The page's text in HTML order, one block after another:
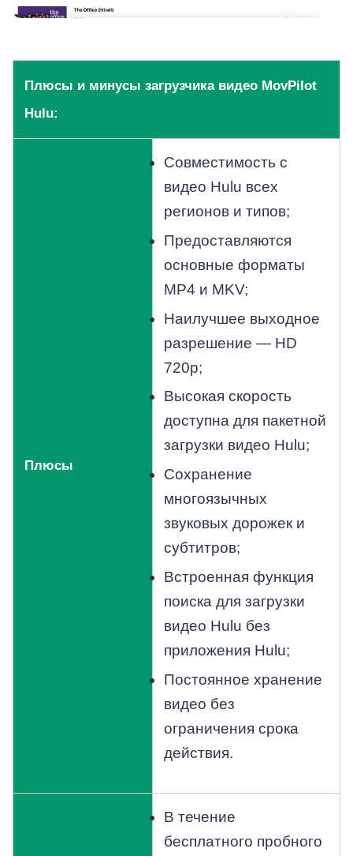
Плюсы и минусы загрузчика видео MovPilot
Hulu:
Плюсы
Совместимость с
видео Hulu всех
регионов и типов;
Предоставляются
основные форматы
MP4 и MKV;
Наилучшее выходное
разрешение — HD
720p;
Высокая скорость
доступна для пакетной
загрузки видео Hulu;
Сохранение
многоязычных
звуковых дорожек и
субтитров;
Встроенная функция
поиска для загрузки
видео Hulu без
приложения Hulu;
Постоянное хранение
видео без
ограничения срока
действия.
В течение
бесплатного пробного